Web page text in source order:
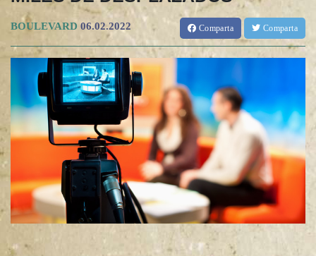
BOULEVARD 06.02.2022 Comparta Comparta